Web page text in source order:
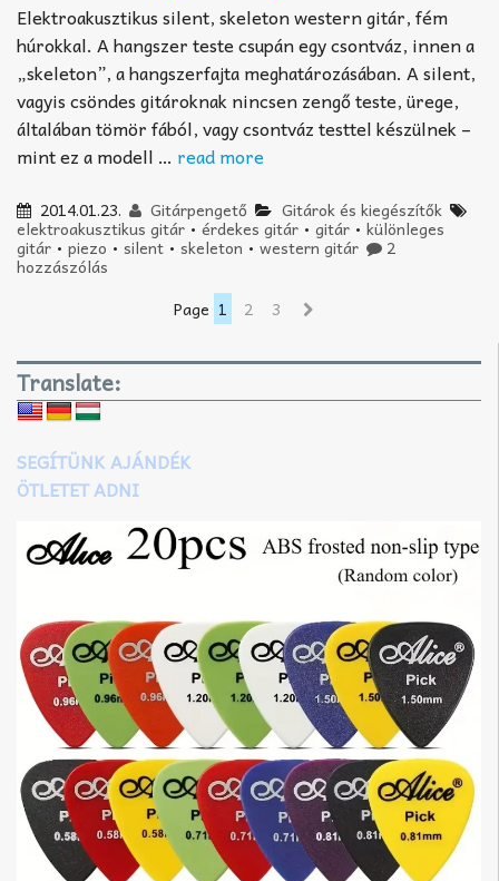
Elektroakusztikus silent, skeleton western gitár, fém
húrokkal. A hangszer teste csupán egy csontváz, innen a
„skeleton”, a hangszerfajta meghatározásában. A silent,
vagyis csöndes gitároknak nincsen zengő teste, ürege,
általában tömör fából, vagy csontváz testtel készülnek –
mint ez a modell … read more
2014.01.23. Gitárpengető Gitárok és kiegészítők
elektroakusztikus gitár • érdekes gitár • gitár • különleges
gitár • piezo • silent • skeleton • western gitár 2
hozzászólás
Page 1 2 3
Translate:
SEGÍTÜNK AJÁNDÉK
ÖTLETET ADNI